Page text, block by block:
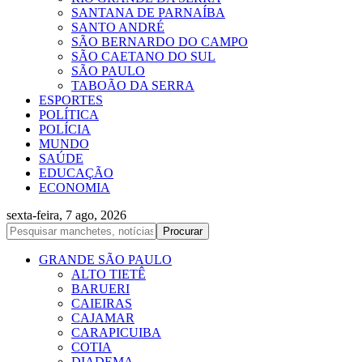
SANTANA DE PARNAÍBA
SANTO ANDRÉ
SÃO BERNARDO DO CAMPO
SÃO CAETANO DO SUL
SÃO PAULO
TABOÃO DA SERRA
ESPORTES
POLÍTICA
POLÍCIA
MUNDO
SAÚDE
EDUCAÇÃO
ECONOMIA
sexta-feira, 7 ago, 2026
GRANDE SÃO PAULO
ALTO TIETÊ
BARUERI
CAIEIRAS
CAJAMAR
CARAPICUIBA
COTIA